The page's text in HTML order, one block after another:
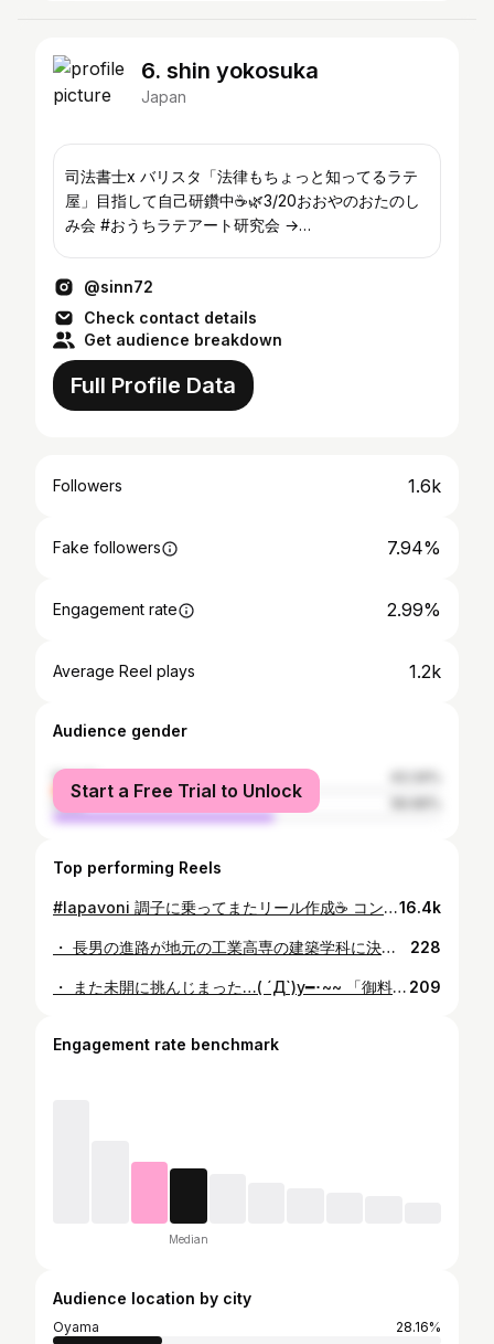
6. shin yokosuka
Japan
司法書士x バリスタ「法律もちょっと知ってるラテ
屋」目指して自己研鑽中☕️🌿3/20おおやのおたのし
み会 #おうちラテアート研究会 →
@sinn72
Check contact details
Get audience breakdown
Full Profile Data
Followers 1.6k
Fake followers 7.94%
Engagement rate 2.99%
Average Reel plays 1.2k
Audience gender
female
male
Start a Free Trial to Unlock
Top performing Reels
#lapavoni 調子に乗ってまたリール作成☕️ コンパクトで軽くてメンテが楽で抽出静かで調整が楽しくてスチーム安定でデザインがカッコ良くて #パヴォーニ 最高💯‼️ #ラテアート #ラテアート練習中 #ウチカフェ#ハンドプレッソ#ナノフォーマー#フレンチプレス#ベルマンcx25 #coffee #espresso#latteart #freepour #freepourlatteart #bellmancx25#珈琲馬鹿 #ラテアートに挑む #おうちラテアート研究会16.4k
・ 長男の進路が地元の工業高専の建築学科に決まりました。 服装自由、髪型自由、スマホOK、（どころか必携）買い食いOK、モチロン共学（羨）という、これ以上ない自由な校風。 東京など県外からでも多数集まる優秀な個性と才能、そして多様性を最大限に尊重して伸ばせる環境。 講師の先生方も経歴が多種多様。その知見に若くから接する事ができるなんて最高に贅沢！ 野球部の顧問の先生の専門が素粒子とかカッコ良過ぎる！ 世界的には当たり前が、当たり前で無い日本の教育の最後の希望。 唯一の特徴と魅力に溢れた素晴らしい環境が自宅から最も近くにあるなんて！ 自分事のようにワクワク。 その魅力を理解して選んで、そして頑張って、無事に合格した息子を誇りに思います。 そして建築学科を選んだのは、我が家を設計して、建てて戴いた方々の存在が多大に影響している事は間違いないと思います。 偉大なる諸先輩の方々、恐れ多くもこの世界を志す息子に温かいご指導くださいますよう、宜しくお願い致します🙇🏻 228
・ また未開に挑んじまった…( ´Д`)y━･~~ 「御料理屋kokyu」 @kokyu.0320 茨城県結城市、隣町に住んでいながら、近くて遠い永遠の憧れの存在だった店。ようやくお邪魔出来ました🥲 歴史ある街ながら、未だ遺されたことが奇跡のような空間に感動しつつ、隅々まで気を配り提供された事が誰が見ても分かる、丁寧な料理の数々にまた感動。 牡蠣フライは今まで食べた事のない衣の食感で、今まで食べた中で一番の美味しさ。 色々と語りたくなり、しかし語るほどに言葉が陳腐になるので感想を控えたくなる。そんな体験でした。 #茨城県 #結城市 #御食事処 #ランチ #結城市ランチ #牡蠣フライ #未開に挑む 209
Engagement rate benchmark
Median
Audience location by city
Oyama
28.16%